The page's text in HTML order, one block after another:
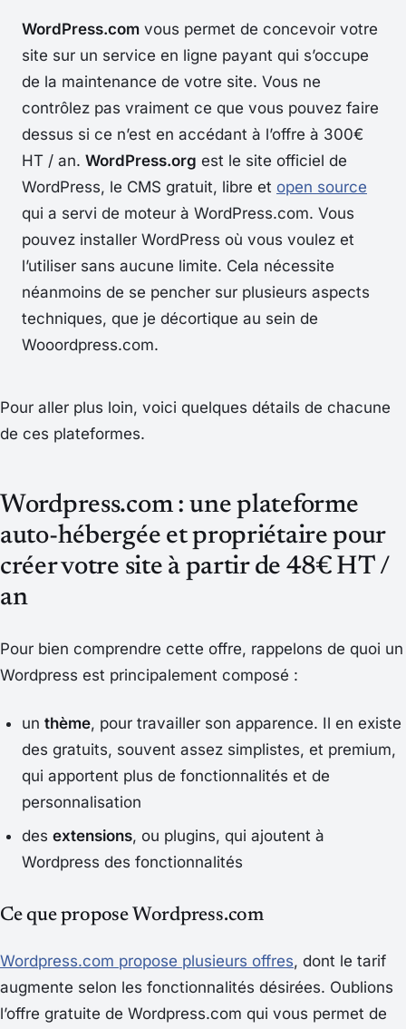
WordPress.com vous permet de concevoir votre
site sur un service en ligne payant qui s’occupe
de la maintenance de votre site. Vous ne
contrôlez pas vraiment ce que vous pouvez faire
dessus si ce n’est en accédant à l’offre à 300€
HT / an. WordPress.org est le site officiel de
WordPress, le CMS gratuit, libre et open source
qui a servi de moteur à WordPress.com. Vous
pouvez installer WordPress où vous voulez et
l’utiliser sans aucune limite. Cela nécessite
néanmoins de se pencher sur plusieurs aspects
techniques, que je décortique au sein de
Wooordpress.com.
Pour aller plus loin, voici quelques détails de chacune
de ces plateformes.
Wordpress.com : une plateforme
auto-hébergée et propriétaire pour
créer votre site à partir de 48€ HT /
an
Pour bien comprendre cette offre, rappelons de quoi un
Wordpress est principalement composé :
un thème, pour travailler son apparence. Il en existe
des gratuits, souvent assez simplistes, et premium,
qui apportent plus de fonctionnalités et de
personnalisation
des extensions, ou plugins, qui ajoutent à
Wordpress des fonctionnalités
Ce que propose Wordpress.com
Wordpress.com propose plusieurs offres, dont le tarif
augmente selon les fonctionnalités désirées. Oublions
l’offre gratuite de Wordpress.com qui vous permet de